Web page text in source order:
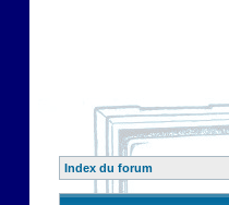
Index du forum